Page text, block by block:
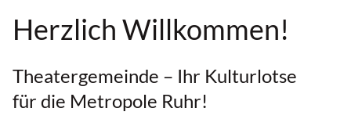
Herzlich Willkommen!
Theatergemeinde – Ihr Kulturlotse
für die Metropole Ruhr!